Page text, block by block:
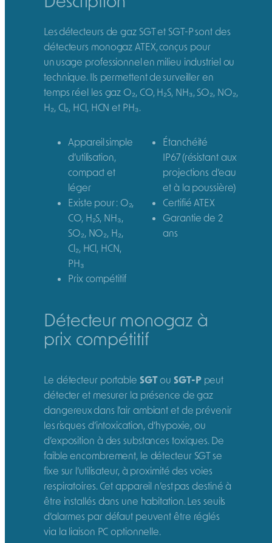
Les détecteurs de gaz SGT et SGT-P sont des
détecteurs monogaz ATEX, conçus pour
un usage professionnel en milieu industriel ou
technique. Ils permettent de surveiller en
temps réel les gaz O₂, CO, H₂S, NH₃, SO₂, NO₂,
H₂, Cl₂, HCl, HCN et PH₃.
Appareil simple
d’utilisation,
compact et
léger
Existe pour : O₂,
CO, H₂S, NH₃,
SO₂, NO₂, H₂,
Cl₂, HCl, HCN,
PH₃
Prix compétitif
Étanchéité
IP67 (résistant aux
projections d’eau
et à la poussière)
Certifié ATEX
Garantie de 2
ans
Détecteur monogaz à
prix compétitif
Le détecteur portable SGTouSGT-Ppeut
détecter et mesurer la présence de gaz
dangereux dans l’air ambiant et de prévenir
les risques d’intoxication, d’hypoxie, ou
d’exposition à des substances toxiques. De
faible encombrement, le détecteur SGT se
fixe sur l’utilisateur, à proximité des voies
respiratoires. Cet appareil n’est pas destiné à
être installés dans une habitation. Les seuils
d’alarmes par défaut peuvent être réglés
via la liaison PC optionnelle.